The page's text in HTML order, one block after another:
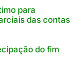
para
das contas
do fim